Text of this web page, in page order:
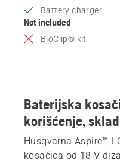
Battery charger
Not included
BioClip® kit
Baterijska
korišćenje,
Husqvarna Aspire™
kosačica od 18 V